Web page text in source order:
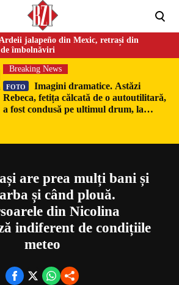
jalapeño din Mexic, retrași din
de îmbolnăviri
Breaking News
FOTO
Imagini dramatice. Astăzi
Rebeca, fetița călcată de o autoutilitară,
a fost condusă pe ultimul drum, la
EXCLUSIV
not play video.
problem trying to load the video.
are prea mulți bani și
și când plouă.
din Nicolina
indiferent de condițiile
meteo